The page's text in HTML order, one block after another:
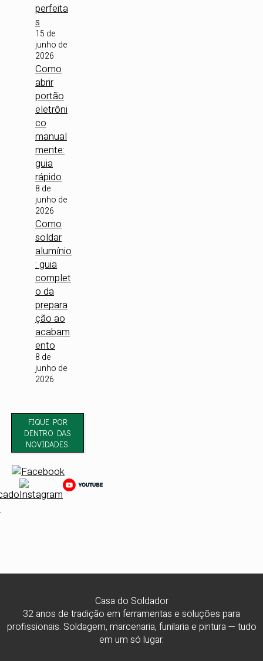
perfeita
s
15 de
junho de
2026
Como
abrir
portão
eletrôni
co
manual
mente:
guia
rápido
8 de
junho de
2026
Como
soldar
alumínio
: guia
complet
o da
prepara
ção ao
acabam
ento
8 de
junho de
2026
FIQUE POR
DENTRO DAS
NOVIDADES.
Casa do Soldador
32 anos de tradição em ferramentas e soluções para
profissionais. Soldagem, marcenaria, funilaria e pintura — tudo
em um só lugar.